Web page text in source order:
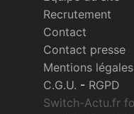
Recrutement
Contact
Contact presse
Mentions légales
C.G.U. - RGPD
Switch-Actu.fr